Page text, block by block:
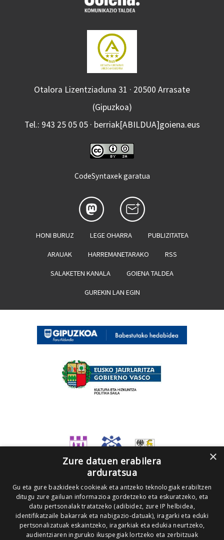
Otalora Lizentziaduna 31 · 20500 Arrasate
(Gipuzkoa)
Tel.: 943 25 05 05 · berriak[ABILDUA]goiena.eus
CodeSyntaxek garatua
HONI BURUZ LEGE OHARRA PUBLIZITATEA
ARAUAK HARREMANETARAKO RSS
SALAKETEN KANALA GOIENA TALDEA
GUREKIN LAN EGIN
×
Zure datuen erabilera
arduratsua
Gu eta gure bazkideek cookieak eta antzeko teknologiak erabiltzen
ditugu zure gailuan informazioa gordetzeko eta eskuratzeko, eta
datu pertsonalak tratatzeko (adibidez, zure IP helbidea,
identifikatzaile bakarrak eta nabigazio-datuak), iragarki eta eduki
pertsonalizatuak eskaintzeko, iragarkiak eta edukia neurtzeko,
audientziaren inguruko ikuspegiak lortzeko eta zerbitzuak